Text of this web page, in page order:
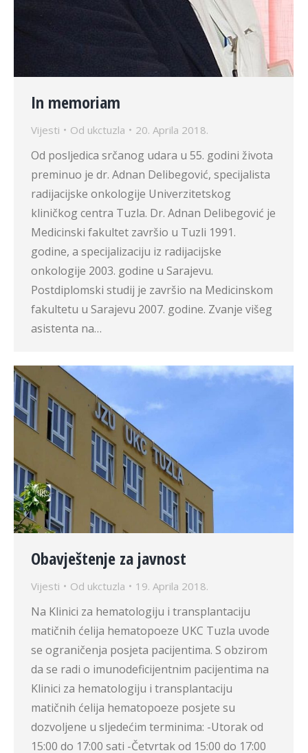
In memoriam
Vijesti Od ukctuzla 20. Aprila 2018.
Od posljedica srčanog udara u 55. godini života
preminuo je dr. Adnan Delibegović, specijalista
radijacijske onkologije Univerzitetskog
kliničkog centra Tuzla. Dr. Adnan Delibegović je
Medicinski fakultet završio u Tuzli 1991.
godine, a specijalizaciju iz radijacijske
onkologije 2003. godine u Sarajevu.
Postdiplomski studij je završio na Medicinskom
fakultetu u Sarajevu 2007. godine. Zvanje višeg
asistenta na…
Obavještenje za javnost
Vijesti Od ukctuzla 19. Aprila 2018.
Na Klinici za hematologiju i transplantaciju
matičnih ćelija hematopoeze UKC Tuzla uvode
se ograničenja posjeta pacijentima. S obzirom
da se radi o imunodeficijentnim pacijentima na
Klinici za hematologiju i transplantaciju
matičnih ćelija hematopoeze posjete su
dozvoljene u sljedećim terminima: -Utorak od
15:00 do 17:00 sati -Četvrtak od 15:00 do 17:00